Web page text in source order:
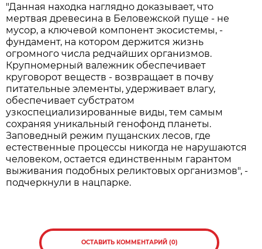
"Данная находка наглядно доказывает, что
мертвая древесина в Беловежской пуще - не
мусор, а ключевой компонент экосистемы, -
фундамент, на котором держится жизнь
огромного числа редчайших организмов.
Крупномерный валежник обеспечивает
круговорот веществ - возвращает в почву
питательные элементы, удерживает влагу,
обеспечивает субстратом
узкоспециализированные виды, тем самым
сохраняя уникальный генофонд планеты.
Заповедный режим пущанских лесов, где
естественные процессы никогда не нарушаются
человеком, остается единственным гарантом
выживания подобных реликтовых организмов", -
подчеркнули в нацпарке.
ОСТАВИТЬ КОММЕНТАРИЙ (0)